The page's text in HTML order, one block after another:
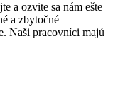
a ozvite sa nám ešte
a zbytočné
Naši pracovníci majú